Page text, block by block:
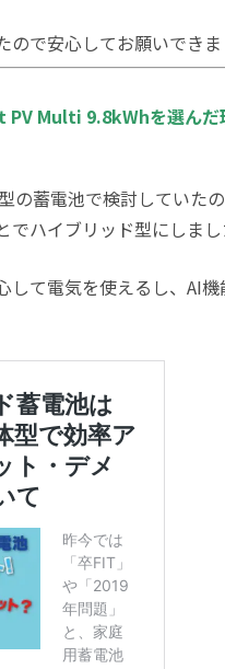
で安心してお願いできま
Multi 9.8kWhを選んだ
の蓄電池で検討していた
ハイブリッド型にしまし
して電気を使えるし、AI